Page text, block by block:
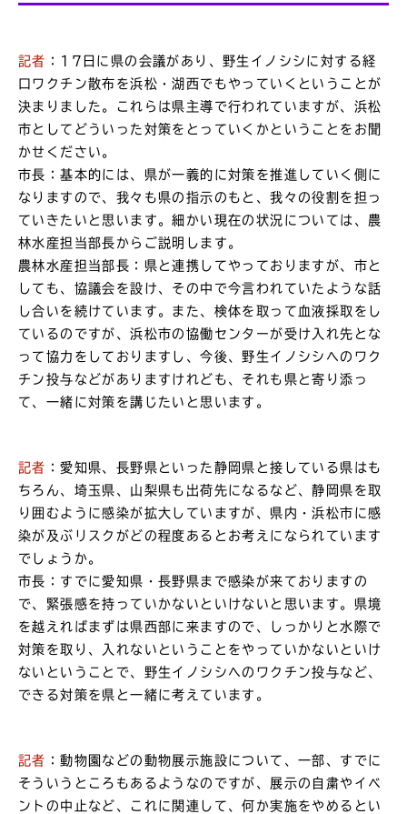
記者 ：17日に県の会議があり、野生イノシシに対する経
口ワクチン散布を浜松・湖西でもやっていくということが
決まりました。これらは県主導で行われていますが、浜松
市としてどういった対策をとっていくかということをお聞
かせください。
市長：基本的には、県が一義的に対策を推進していく側に
なりますので、我々も県の指示のもと、我々の役割を担っ
ていきたいと思います。細かい現在の状況については、農
林水産担当部長からご説明します。
農林水産担当部長：県と連携してやっておりますが、市と
しても、協議会を設け、その中で今言われていたような話
し合いを続けています。また、検体を取って血液採取をし
ているのですが、浜松市の協働センターが受け入れ先とな
って協力をしておりますし、今後、野生イノシシへのワク
チン投与などがありますけれども、それも県と寄り添っ
て、一緒に対策を講じたいと思います。
記者 ：愛知県、長野県といった静岡県と接している県はも
ちろん、埼玉県、山梨県も出荷先になるなど、静岡県を取
り囲むように感染が拡大していますが、県内・浜松市に感
染が及ぶリスクがどの程度あるとお考えになられています
でしょうか。
市長：すでに愛知県・長野県まで感染が来ておりますの
で、緊張感を持っていかないといけないと思います。県境
を越えればまずは県西部に来ますので、しっかりと水際で
対策を取り、入れないということをやっていかないといけ
ないということで、野生イノシシへのワクチン投与など、
できる対策を県と一緒に考えています。
記者 ：動物園などの動物展示施設について、一部、すでに
そういうところもあるようなのですが、展示の自粛やイベ
ントの中止など、これに関連して、何か実施をやめるとい